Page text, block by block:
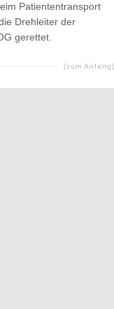
Patiententransport
Drehleiter der
gerettet.
[zum Anfang]